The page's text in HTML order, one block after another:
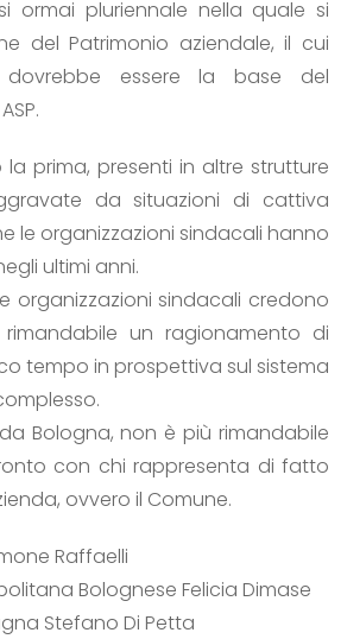
ormai pluriennale nella quale si
del Patrimonio aziendale, il cui
dovrebbe essere la base del
la prima, presenti in altre strutture
da situazioni di cattiva
le organizzazioni sindacali hanno
ultimi anni.
organizzazioni sindacali credono
un ragionamento di
tempo in prospettiva sul sistema
Bologna, non è più rimandabile
con chi rappresenta di fatto
ovvero il Comune.
Raffaelli
Bolognese Felicia Dimase
Stefano Di Petta